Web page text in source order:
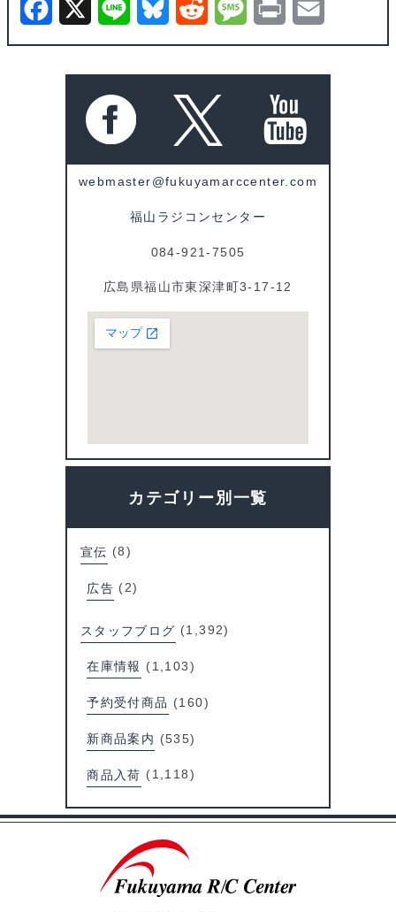
X
n
e
B
u
e
k
R
d
d
i
t
M
s
g
i
n
t
a
webmaster@fukuyamarccenter.com
福山ラジコンセンター
084-921-7505
広島県福山市東深津町3-17-12
カテゴリー別一覧
宣伝 (8)
広告 (2)
スタッフブログ (1,392)
在庫情報 (1,103)
予約受付商品 (160)
新商品案内 (535)
商品入荷 (1,118)